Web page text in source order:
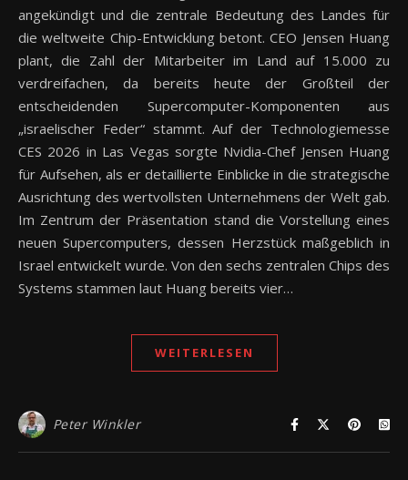
angekündigt und die zentrale Bedeutung des Landes für
die weltweite Chip-Entwicklung betont. CEO Jensen Huang
plant, die Zahl der Mitarbeiter im Land auf 15.000 zu
verdreifachen, da bereits heute der Großteil der
entscheidenden Supercomputer-Komponenten aus
„israelischer Feder“ stammt. Auf der Technologiemesse
CES 2026 in Las Vegas sorgte Nvidia-Chef Jensen Huang
für Aufsehen, als er detaillierte Einblicke in die strategische
Ausrichtung des wertvollsten Unternehmens der Welt gab.
Im Zentrum der Präsentation stand die Vorstellung eines
neuen Supercomputers, dessen Herzstück maßgeblich in
Israel entwickelt wurde. Von den sechs zentralen Chips des
Systems stammen laut Huang bereits vier…
WEITERLESEN
Peter Winkler